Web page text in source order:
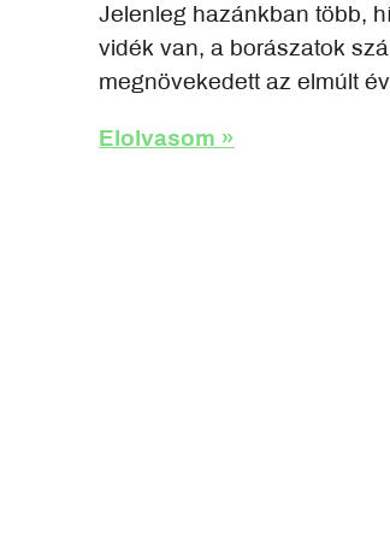
Jelenleg hazánkban több,
vidék van, a borászatok
megnövekedett az elmúlt
Elolvasom »